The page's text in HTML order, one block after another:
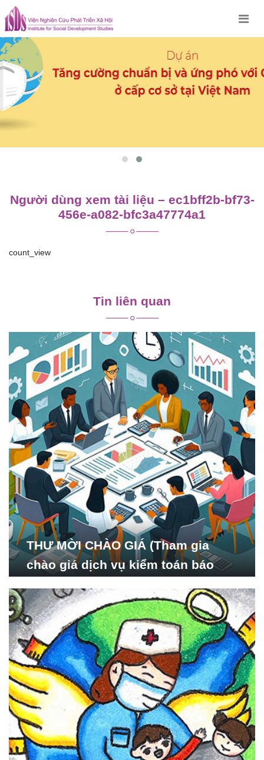
Skip
to
content
Người dùng xem tài liệu – ec1bff2b-bf73-
456e-a082-bfc3a47774a1
count_view
viết
Tin liên quan
THƯ MỜI CHÀO GIÁ (Tham gia
chào giá dịch vụ kiểm toán báo
Nghiên cứu Phát triển Xã
hội_ISDS)